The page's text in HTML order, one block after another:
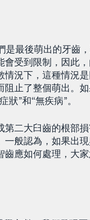
是最後萌出的牙齒
受到限制，因此
況下，這種情況
止了整個萌出。
”和“無疾病”。
二大臼齒的根部
般認為，如果出
應如何處理，大